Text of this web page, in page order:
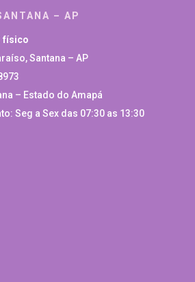
– AP
físico
Santana – AP
– Estado do Amapá
Seg a Sex das 07:30 as 13:30